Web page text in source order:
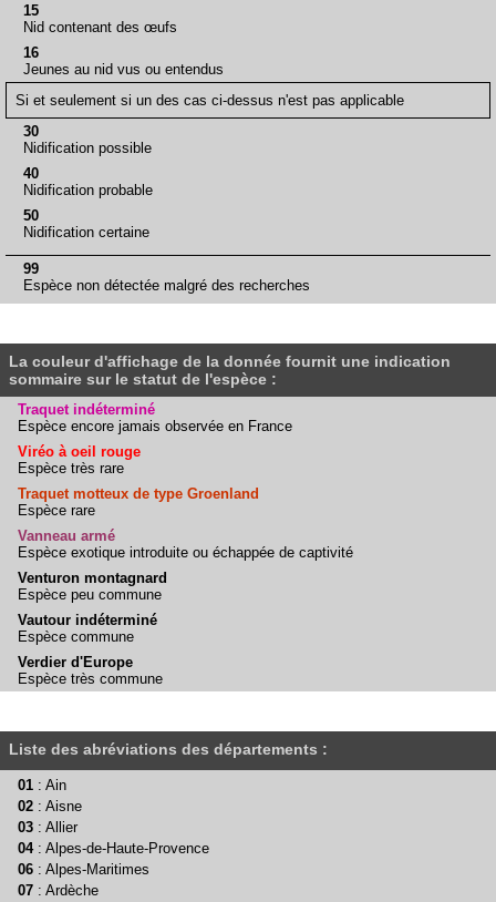
15
Nid contenant des œufs
16
Jeunes au nid vus ou entendus
Si et seulement si un des cas ci-dessus n'est pas applicable
30
Nidification possible
40
Nidification probable
50
Nidification certaine
99
Espèce non détectée malgré des recherches
La couleur d'affichage de la donnée fournit une indication
sommaire sur le statut de l'espèce :
Traquet indéterminé
Espèce encore jamais observée en France
Viréo à oeil rouge
Espèce très rare
Traquet motteux de type Groenland
Espèce rare
Vanneau armé
Espèce exotique introduite ou échappée de captivité
Venturon montagnard
Espèce peu commune
Vautour indéterminé
Espèce commune
Verdier d'Europe
Espèce très commune
Liste des abréviations des départements :
01 : Ain
02 : Aisne
03 : Allier
04: Alpes-de-Haute-Provence
06 : Alpes-Maritimes
07 : Ardèche